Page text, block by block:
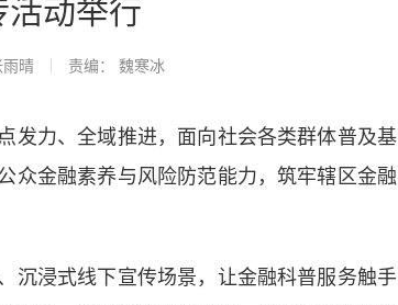
活动举行
雨晴 责编： 魏寒冰
力、全域推进，面向社会各类群体普及基
众金融素养与风险防范能力，筑牢辖区金融
浸式线下宣传场景，让金融科普服务触手